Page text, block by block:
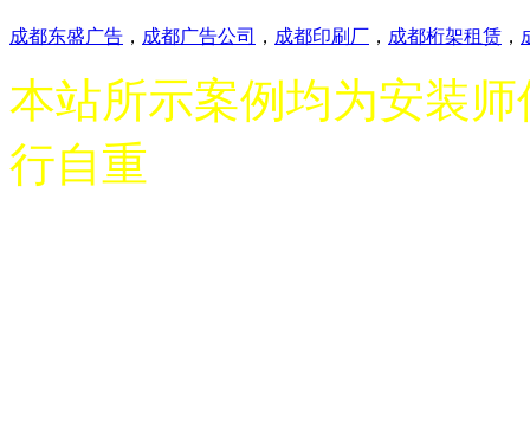
成都东盛广告 ， 成都广告公司 ， 成都印刷厂 ， 成都桁架租赁 ，
本站所示案例均为安装
行自重